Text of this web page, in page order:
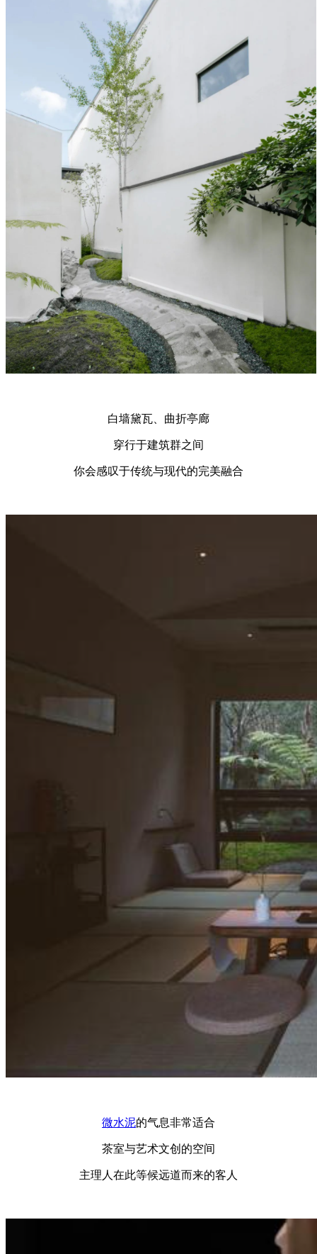
白墙黛瓦、曲折亭廊
穿行于建筑群之间
你会感叹于传统与现代的完美融合
微水泥的气息非常适合
茶室与艺术文创的空间
主理人在此等候远道而来的客人